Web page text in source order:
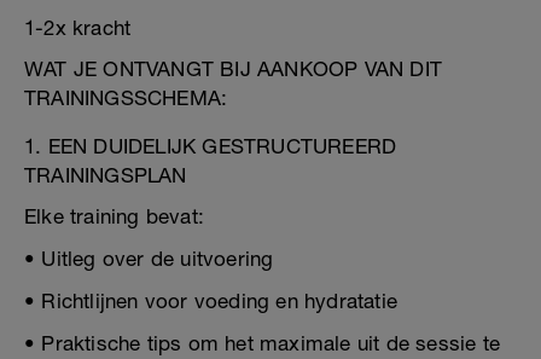
1-2x kracht
WAT JE ONTVANGT BIJ AANKOOP VAN DIT
TRAININGSSCHEMA:
1. EEN DUIDELIJK GESTRUCTUREERD
TRAININGSPLAN
Elke training bevat:
• Uitleg over de uitvoering
• Richtlijnen voor voeding en hydratatie
• Praktische tips om het maximale uit de sessie te